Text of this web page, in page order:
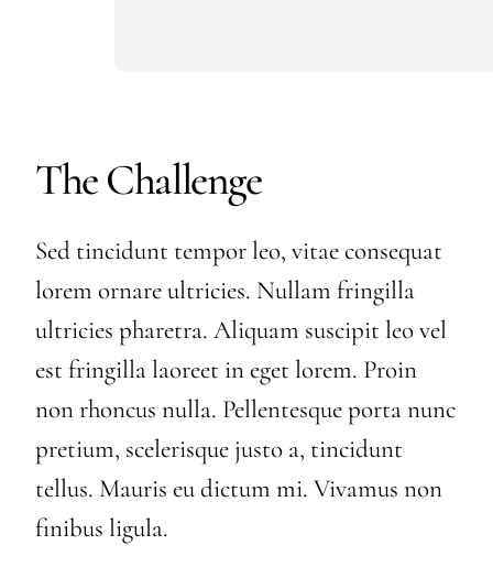
The Challenge
Sed tincidunt tempor leo, vitae consequat
lorem ornare ultricies. Nullam fringilla
ultricies pharetra. Aliquam suscipit leo vel
est fringilla laoreet in eget lorem. Proin
non rhoncus nulla. Pellentesque porta nunc
pretium, scelerisque justo a, tincidunt
tellus. Mauris eu dictum mi. Vivamus non
finibus ligula.